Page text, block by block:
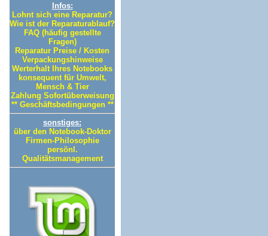
Infos:
Lohnt sich eine Reparatur?
Wie ist der Reparaturablauf?
FAQ (häufig gestellte
Fragen)
Reparatur Preise / Kosten
Verpackungshinweise
Werterhalt Ihres Notebooks
konsequent für Umwelt,
Mensch & Tier
Zahlung Sofortüberweisung
** Geschäftsbedingungen **
sonstiges:
über den Notebook-Doktor
Firmen-Philosophie
persönl.
Qualitätsmanagement